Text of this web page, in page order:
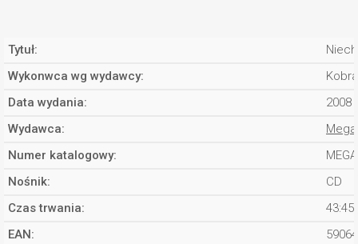
Tytuł:
Wykonwca wg wydawcy:
Data wydania:
2008
Wydawca:
Numer katalogowy:
Nośnik:
CD
Czas trwania:
43:45
EAN: